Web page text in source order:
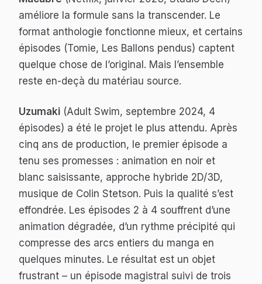
améliore la formule sans la transcender. Le
format anthologie fonctionne mieux, et certains
épisodes (Tomie, Les Ballons pendus) captent
quelque chose de l’original. Mais l’ensemble
reste en-deçà du matériau source.
Uzumaki (Adult Swim, septembre 2024, 4
épisodes) a été le projet le plus attendu. Après
cinq ans de production, le premier épisode a
tenu ses promesses : animation en noir et
blanc saisissante, approche hybride 2D/3D,
musique de Colin Stetson. Puis la qualité s’est
effondrée. Les épisodes 2 à 4 souffrent d’une
animation dégradée, d’un rythme précipité qui
compresse des arcs entiers du manga en
quelques minutes. Le résultat est un objet
frustrant – un épisode magistral suivi de trois